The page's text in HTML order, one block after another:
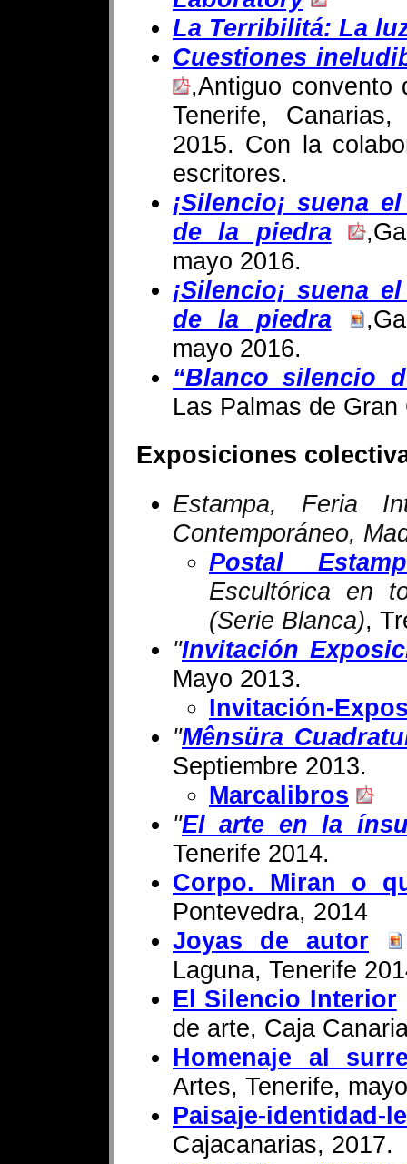
La Terribilitá: La
Cuestiones
,Antiguo convento
Tenerife,
2015. Con la
escritores.
¡Silencio¡ suena
de la piedra
mayo 2016.
¡Silencio¡ suena
de la piedra
mayo 2016.
“Blanco silencio
Las Palmas de
Exposiciones
Estampa, Feria
Contemporáneo,
Postal
Escultórica en
(Serie Blanca),
"Invitación
Mayo 2013.
Invitación-
"Mênsüra
Septiembre 2013.
Marcalibros
"El arte en la
Tenerife 2014.
Corpo. Miran o
Pontevedra, 2014
Joyas de autor
Laguna, Tenerife
El Silencio Interior
de arte, Caja
Homenaje al
Artes, Tenerife,
Paisaje-identidad-
Cajacanarias, 2017.